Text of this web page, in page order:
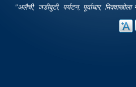
"अलैची, जडीबुटी, पर्यटन, पूर्वाधार, मिक्वाखोला